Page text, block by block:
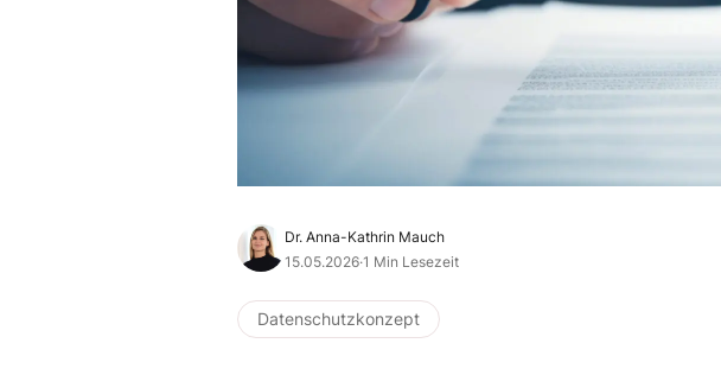
Dr. Anna-Kathrin Mauch
15.05.2026·1 Min Lesezeit
Datenschutzkonzept